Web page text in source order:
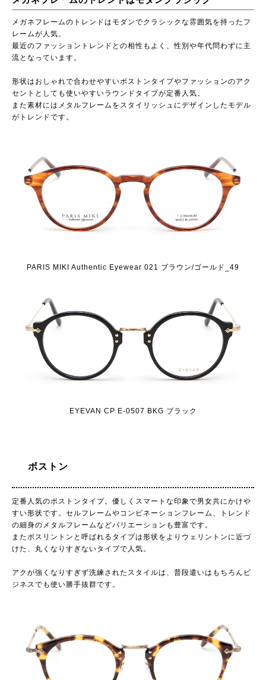
メガネフレームのトレンドはモダンでクラシックな雰囲気を持ったフ
レームが人気。
最近のファッショントレンドとの相性もよく、性別や年代問わずに主
流となっています。
形状はおしゃれで合わせやすいボストンタイプやファッションのアク
セントとしても使いやすいラウンドタイプが定番人気。
また素材にはメタルフレームをスタイリッシュにデザインしたモデル
がトレンドです。
PARIS MIKI Authentic Eyewear 021 ブラウン/ゴールド_49
EYEVAN CP E-0507 BKG ブラック
ボストン
定番人気のボストンタイプ。優しくスマートな印象で男女共にかけや
すい形状です。セルフレームやコンビネーションフレーム、トレンド
の細身のメタルフレームなどバリエーションも豊富です。
またボスリントンと呼ばれるタイプは形状をよりウェリントンに近づ
けた、丸くなりすぎないタイプで人気。
アクが強くなりすぎず洗練されたスタイルは、普段遣いはもちろんビ
ジネスでも使い勝手抜群です。